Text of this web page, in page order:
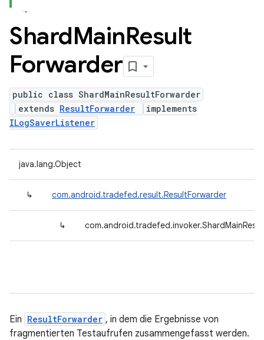
ShardMainResult
Forwarder
public class ShardMainResultForwarder
extends ResultForwarder
implements
ILogSaverListener
java.lang.Object
↳ com.android.tradefed.result.ResultForwarder
↳
Ein ResultForwarder , in dem die Ergebnisse von
fragmentierten Testaufrufen zusammengefasst werden.